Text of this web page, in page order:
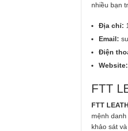
nhiều bạn
Địa chỉ:
Email:
Điện
Website:
FTT
FTT
mệnh
khảo sát